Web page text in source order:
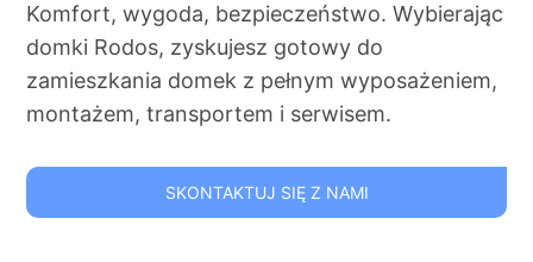
Komfort, wygoda, bezpieczeństwo. Wybierając
domki Rodos, zyskujesz gotowy do
zamieszkania domek z pełnym wyposażeniem,
montażem, transportem i serwisem.
SKONTAKTUJ SIĘ Z NAMI